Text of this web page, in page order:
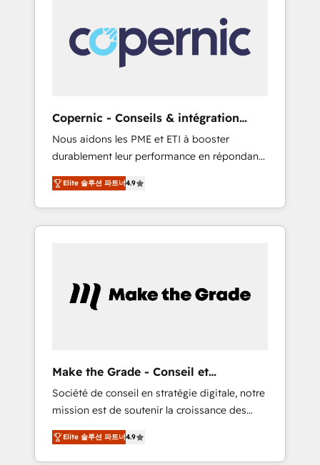
looking for...and get your next big initiative
moving!
engine. We onboard your team, migrate your
data, and build AI-powered workflows that
drive adoption from week one, in your time
from any legacy CRM. Zero downtime, full
data integrity. ➤ Implementation: Configure
HubSpot to run your revenue process. Sales,
marketing, and service wired together. ➤ AI
and Integrations: Layer Breeze AI, custom
agents, and APIs to remove manual work. ➤
Ongoing Management: Monthly tune-ups,
Copernic - Conseils & intégration
HubSpot
Nous aidons les PME et ETI à booster
durablement leur performance en répondant
aux vrais défis : • Intégration de HubSpot
avec d’autres outils (ERP, téléphonie, etc.) •
Alignement des équipes grâce à un outil et
des données partagées • Amélioration de la
Notre équipe de 30 consultants certifiés
HubSpot aborde chaque projet avec un
objectifs d’entreprise. Grâce à une
méthodologie éprouvée auprès de plus de
400 clients, nous comprenons rapidement
vos enjeux et intégrons parfaitement
HubSpot dans votre organisation. Pour toute
Elite 솔루션 파트너4.9
Make the Grade - Conseil et
intégrateur HubSpot
Société de conseil en stratégie digitale, notre
mission est de soutenir la croissance des
entreprises B2B à travers l’acquisition de
nouveaux clients, l'intégration CRM et le
développement des revenus auprès de vos
Elite 솔루션 파트너4.9